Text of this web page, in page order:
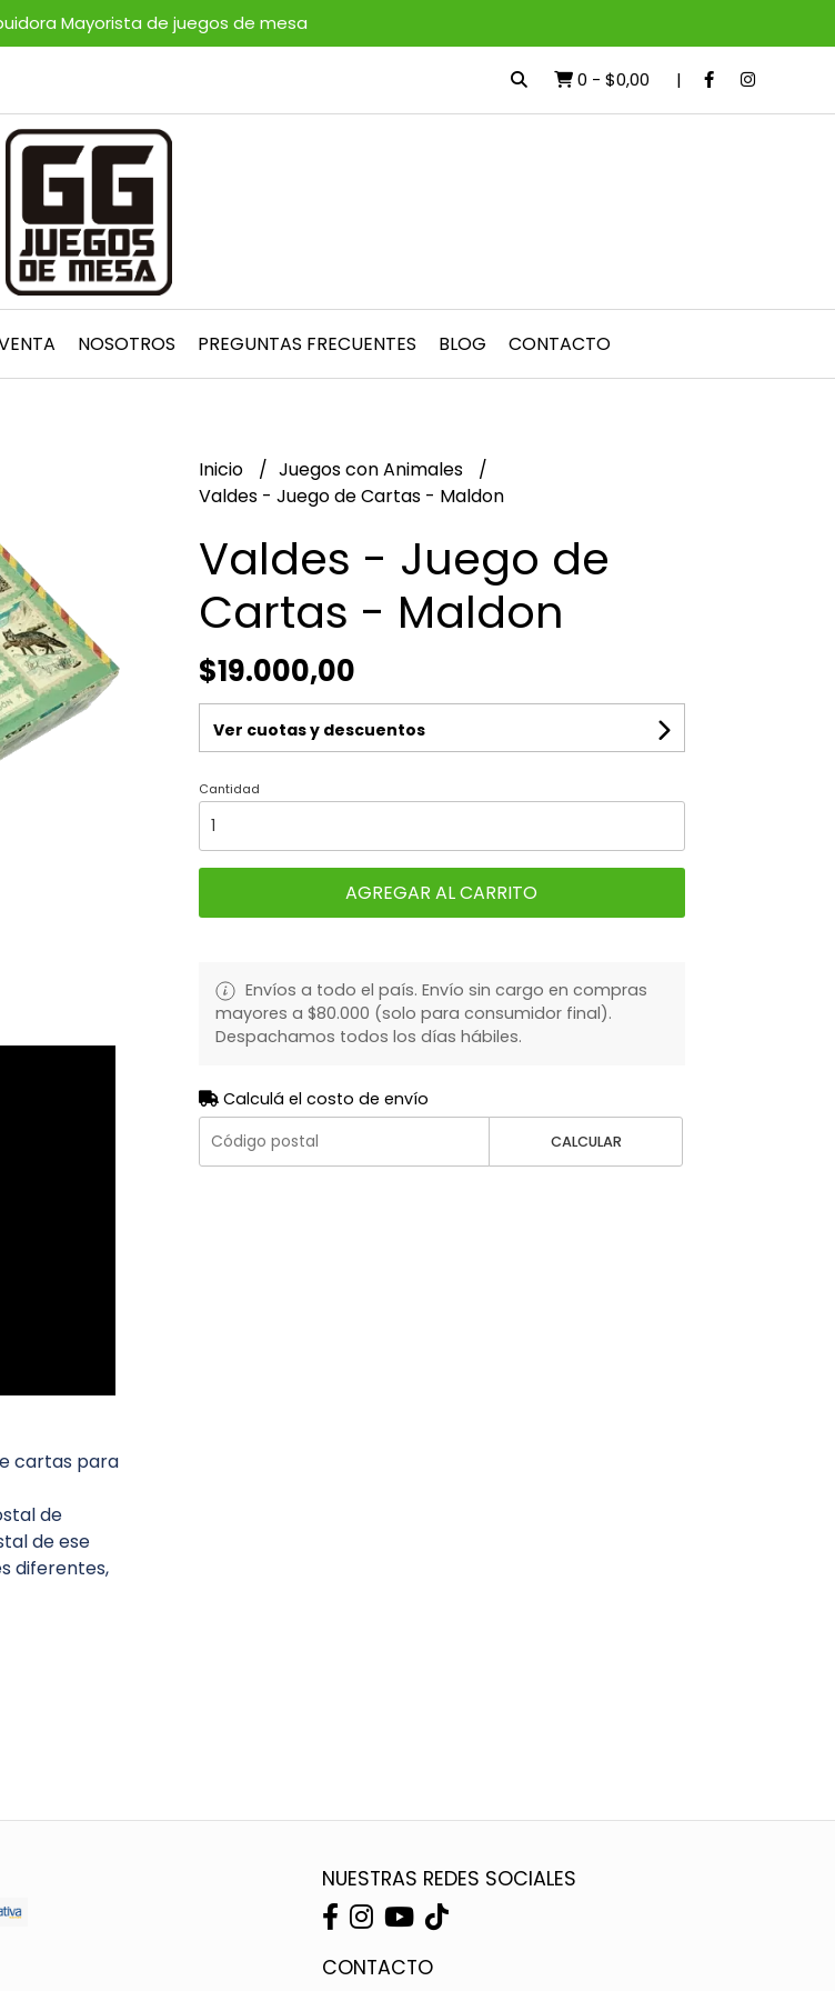
Mayorista de juegos de mesa
0 - $0,00
NOSOTROS PREGUNTAS FRECUENTES BLOG CONTACTO
cartas para
de
de ese
diferentes,
Inicio
Juegos con Animales
Valdes - Juego de Cartas - Maldon
Valdes - Juego de
Cartas - Maldon
$19.000,00
Ver cuotas y descuentos
Cantidad
AGREGAR AL CARRITO
Envíos a todo el país. Envío sin cargo en compras
mayores a $80.000 (solo para consumidor final).
Despachamos todos los días hábiles.
Calculá el costo de envío
CALCULAR
NUESTRAS REDES SOCIALES
CONTACTO